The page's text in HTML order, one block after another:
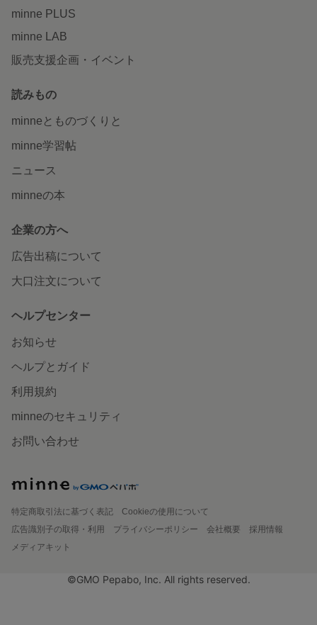
minne PLUS
minne LAB
販売支援企画・イベント
読みもの
minneとものづくりと
minne学習帖
ニュース
minneの本
企業の方へ
広告出稿について
大口注文について
ヘルプセンター
お知らせ
ヘルプとガイド
利用規約
minneのセキュリティ
お問い合わせ
特定商取引法に基づく表記
Cookieの使用について
広告識別子の取得・利用
プライバシーポリシー 会社概要
採用情報
メディアキット
©GMO Pepabo, Inc. All rights reserved.